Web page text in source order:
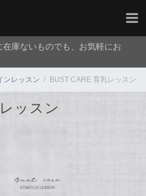
庫ないものでも、お気軽にお
ンレッスン BUST CARE 育乳レッスン
ッスン